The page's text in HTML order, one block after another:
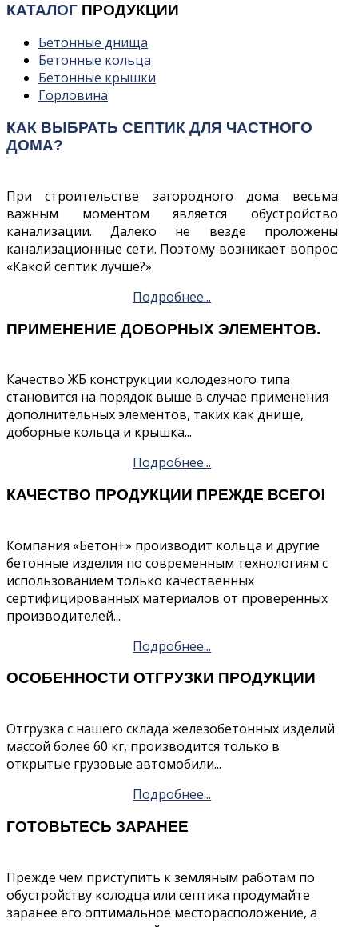
КАТАЛОГ ПРОДУКЦИИ
Бетонные днища
Бетонные кольца
Бетонные крышки
Горловина
КАК ВЫБРАТЬ СЕПТИК ДЛЯ ЧАСТНОГО
ДОМА?
При строительстве загородного дома весьма
важным моментом является обустройство
канализации. Далеко не везде проложены
канализационные сети. Поэтому возникает вопрос:
«Какой септик лучше?».
Подробнее...
ПРИМЕНЕНИЕ ДОБОРНЫХ ЭЛЕМЕНТОВ.
Качество ЖБ конструкции колодезного типа
становится на порядок выше в случае применения
дополнительных элементов, таких как днище,
доборные кольца и крышка...
Подробнее...
КАЧЕСТВО ПРОДУКЦИИ ПРЕЖДЕ ВСЕГО!
Компания «Бетон+» производит кольца и другие
бетонные изделия по современным технологиям с
использованием только качественных
сертифицированных материалов от проверенных
производителей...
Подробнее...
ОСОБЕННОСТИ ОТГРУЗКИ ПРОДУКЦИИ
Отгрузка с нашего склада железобетонных изделий
массой более 60 кг, производится только в
открытые грузовые автомобили...
Подробнее...
ГОТОВЬТЕСЬ ЗАРАНЕЕ
Прежде чем приступить к земляным работам по
обустройству колодца или септика продумайте
заранее его оптимальное месторасположение, а